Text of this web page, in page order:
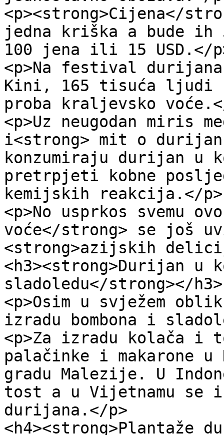
<p><strong>Cijena</
jedna kriška a bude ih
100 jena ili 15 USD.</
<p>Na festival
Kini, 165 tisuća ljudi
proba kraljevsko
<p>Uz neugodan miris
i<strong> mit o
konzumiraju durijan u
pretrpjeti kobne
kemijskih reakcija.</p>
<p>No usprkos svemu
voće</strong> se još
<strong>azijskih
<h3><strong>Durijan u
sladoledu</strong></h3>
<p>Osim u svježem
izradu bombona i
<p>Za izradu kolača i
palačinke i makarone u
gradu Malezije. U
tost a u Vijetnamu se
durijana.</p>
<h4><strong>Plantaže